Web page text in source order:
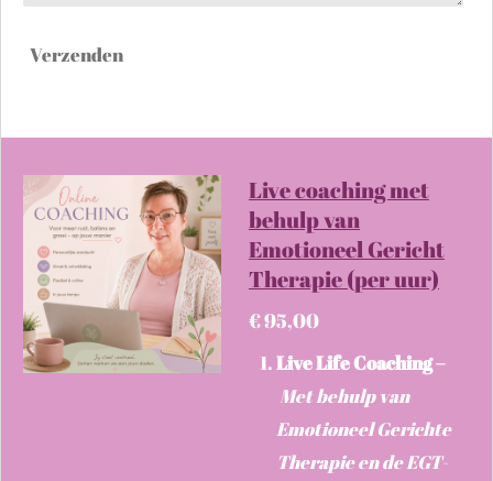
Verzenden
Live coaching met
behulp van
Emotioneel Gericht
Therapie (per uur)
€ 95,00
Live Life Coaching –
Met behulp van
Emotioneel Gerichte
Therapie en de EGT-